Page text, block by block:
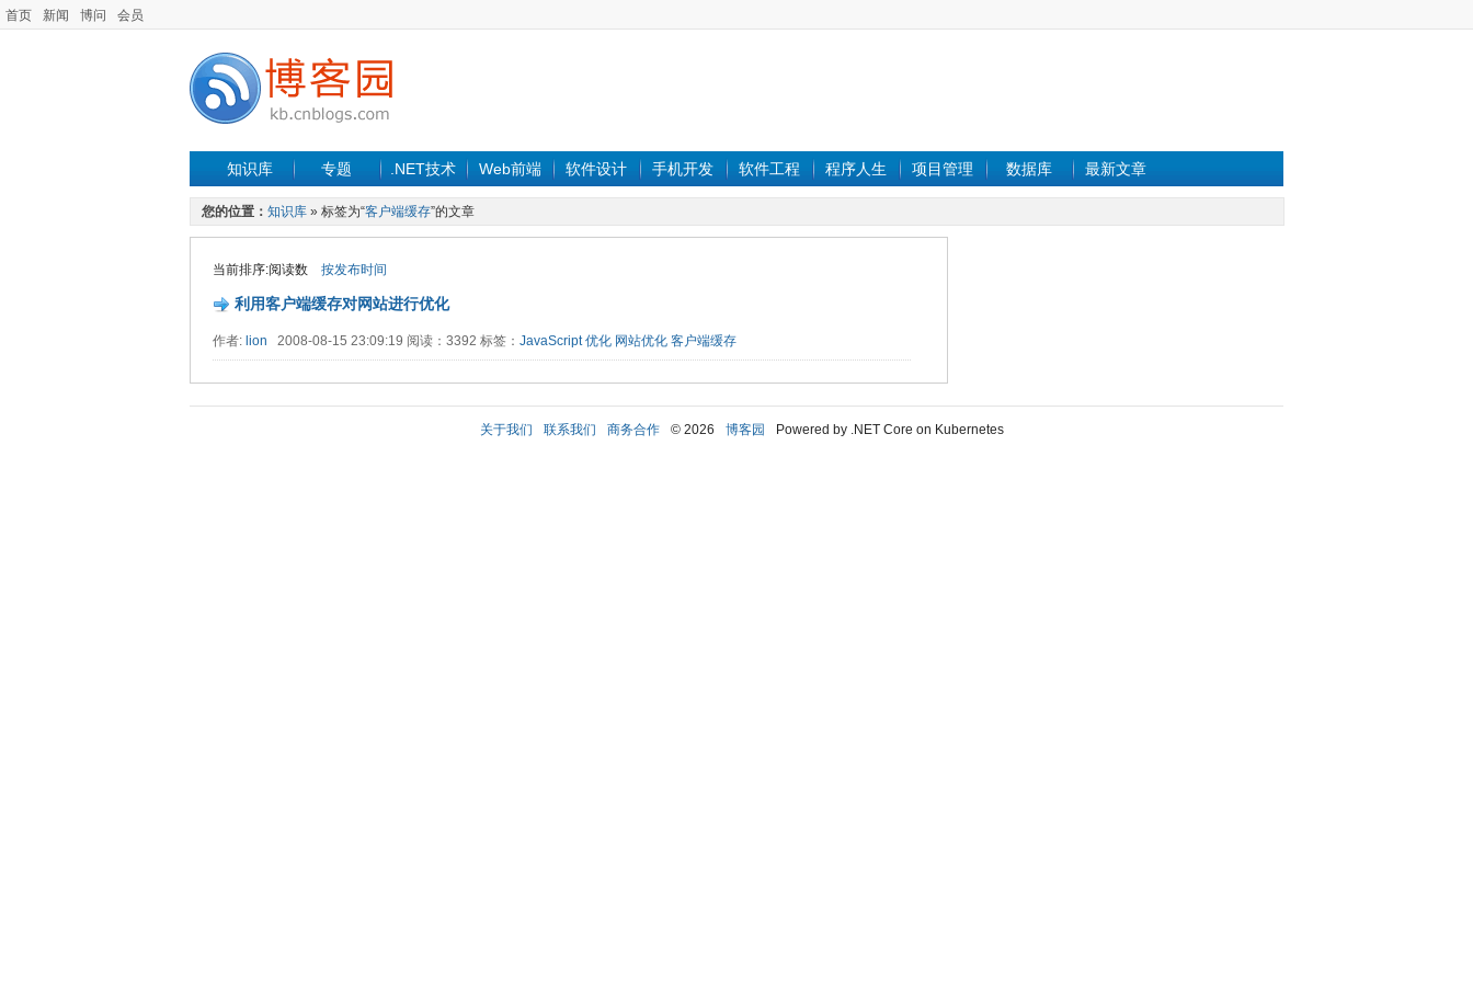
首页 新闻 博问 会员
知识库 专题 .NET技术 Web前端 软件设计 手机开发 软件工程 程序人生 项目管理 数据库 最新文章
您的位置： 知识库 » 标签为“客户端缓存”的文章
当前排序:阅读数 按发布时间
利用客户端缓存对网站进行优化
作者: lion 2008-08-15 23:09:19 阅读：3392 标签： JavaScript 优化 网站优化 客户端缓存
关于我们 联系我们 商务合作 © 2026 博客园 Powered by .NET Core on Kubernetes